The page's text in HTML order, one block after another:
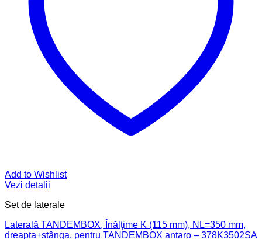
Add to Wishlist
Vezi detalii
Set de laterale
Laterală TANDEMBOX, Înălţime K (115 mm), NL=350 mm,
dreapta+stânga, pentru TANDEMBOX antaro – 378K3502SA